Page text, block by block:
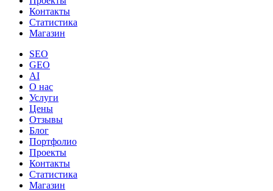
Контакты
Статистика
Магазин
SEO
GEO
AI
О нас
Услуги
Цены
Отзывы
Блог
Портфолио
Проекты
Контакты
Статистика
Магазин